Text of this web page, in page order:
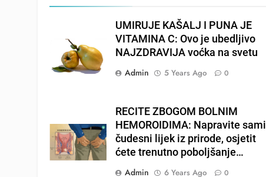
UMIRUJE KAŠALJ I PUNA JE
VITAMINA C: Ovo je ubedljivo
NAJZDRAVIJA voćka na svetu
Admin
5 Years Ago 0
RECITE ZBOGOM BOLNIM
HEMOROIDIMA: Napravite sami
čudesni lijek iz prirode, osjetit
ćete trenutno poboljšanje…
Admin
6 Years Ago 0